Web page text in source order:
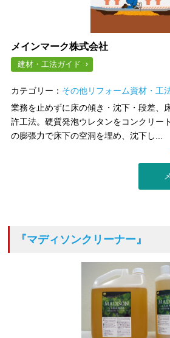
メインマーク株式会社
建材・工法ガイド
カテゴリー： その他リフォーム資材・工
業務を止めずに床の傾き・沈下・段差、
許工法。硬質発泡ウレタンをコンクリー
の膨張力で床下の空洞を埋め、沈下し...
『マディソンクリーナー』